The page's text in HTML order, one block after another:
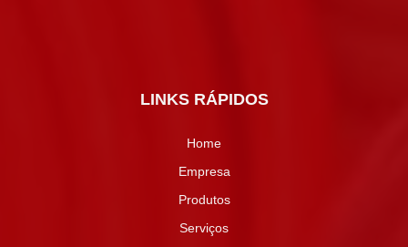
LINKS RÁPIDOS
Home
Empresa
Produtos
Serviços